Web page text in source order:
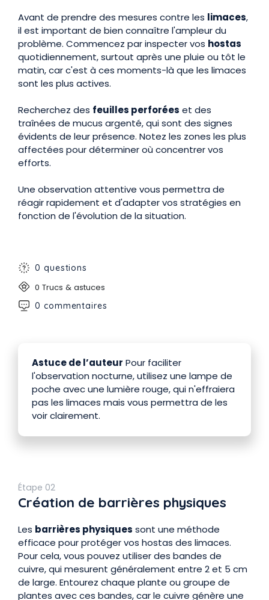
Avant de prendre des mesures contre les limaces,
il est important de bien connaître l'ampleur du
problème. Commencez par inspecter vos hostas
quotidiennement, surtout après une pluie ou tôt le
matin, car c'est à ces moments-là que les limaces
sont les plus actives.
Recherchez des feuilles perforées et des
traînées de mucus argenté, qui sont des signes
évidents de leur présence. Notez les zones les plus
affectées pour déterminer où concentrer vos
efforts.
Une observation attentive vous permettra de
réagir rapidement et d'adapter vos stratégies en
fonction de l'évolution de la situation.
0 questions
0 Trucs & astuces
0 commentaires
Astuce de l’auteur Pour faciliter
l'observation nocturne, utilisez une lampe de
poche avec une lumière rouge, qui n'effraiera
pas les limaces mais vous permettra de les
voir clairement.
Étape 02
Création de barrières physiques
Les barrières physiques sont une méthode
efficace pour protéger vos hostas des limaces.
Pour cela, vous pouvez utiliser des bandes de
cuivre, qui mesurent généralement entre 2 et 5 cm
de large. Entourez chaque plante ou groupe de
plantes avec ces bandes, car le cuivre génère une